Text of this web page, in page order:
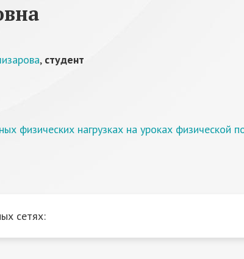
, студент
физических нагрузках на уроках физической
сетях: